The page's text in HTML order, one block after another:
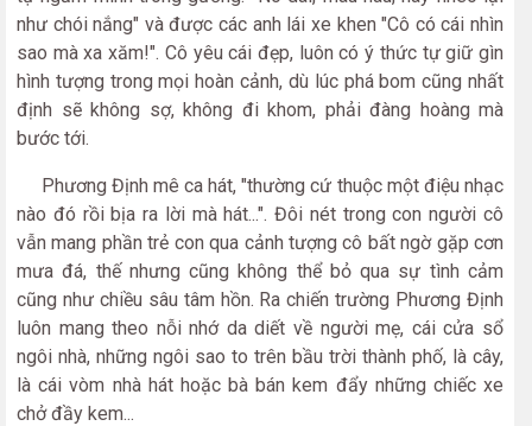
như chói nắng" và được các anh lái xe khen "Cô có cái nhìn
sao mà xa xăm!". Cô yêu cái đẹp, luôn có ý thức tự giữ gìn
hình tượng trong mọi hoàn cảnh, dù lúc phá bom cũng nhất
định sẽ không sợ, không đi khom, phải đàng hoàng mà
bước tới.
Phương Định mê ca hát, "thường cứ thuộc một điệu nhạc
nào đó rồi bịa ra lời mà hát...". Đôi nét trong con người cô
vẫn mang phần trẻ con qua cảnh tượng cô bất ngờ gặp cơn
mưa đá, thế nhưng cũng không thể bỏ qua sự tình cảm
cũng như chiều sâu tâm hồn. Ra chiến trường Phương Định
luôn mang theo nỗi nhớ da diết về người mẹ, cái cửa sổ
ngôi nhà, những ngôi sao to trên bầu trời thành phố, là cây,
là cái vòm nhà hát hoặc bà bán kem đẩy những chiếc xe
chở đầy kem...